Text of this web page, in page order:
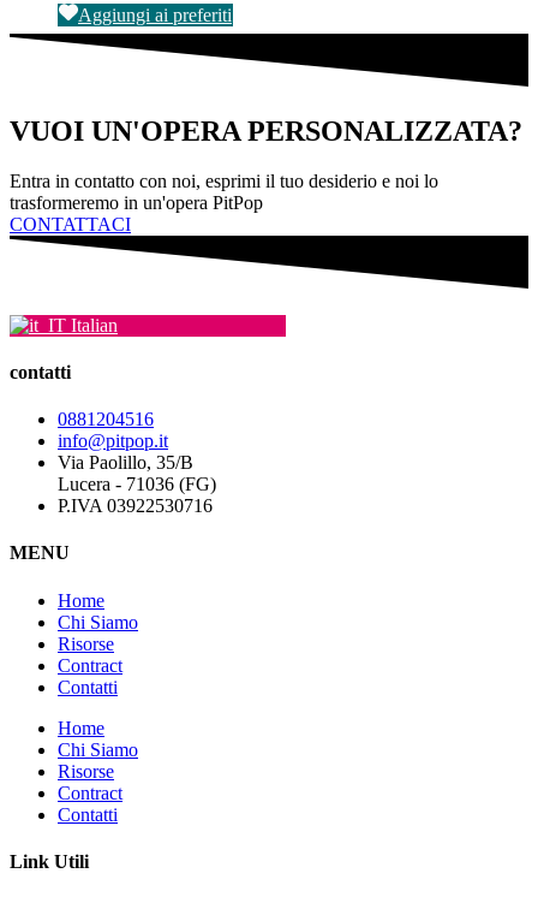
pagina
prodotto
prezzo:ha
varianti.
possono
scelte
nella
pagina
del
prodotto
Aggiungi ai preferiti
VUOI UN'OPERA PERSONALIZZATA?
Entra in contatto con noi, esprimi il tuo desiderio e noi lo
trasformeremo in un'opera PitPop
CONTATTACI
Italian
contatti
0881204516
info@pitpop.it
Via Paolillo, 35/B
Lucera - 71036 (FG)
P.IVA 03922530716
MENU
Home
Chi Siamo
Risorse
Contract
Contatti
Home
Chi Siamo
Risorse
Contract
Contatti
Link Utili